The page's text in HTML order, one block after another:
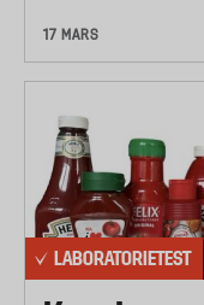
17 MARS
LABORATORIETEST